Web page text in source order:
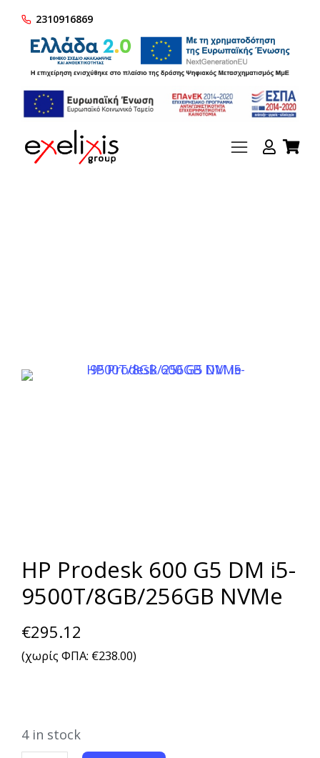
2310916869
HP Prodesk 600 G5 DM i5-
9500T/8GB/256GB NVMe
€295.12
(χωρίς ΦΠΑ: €238.00)
4 in stock